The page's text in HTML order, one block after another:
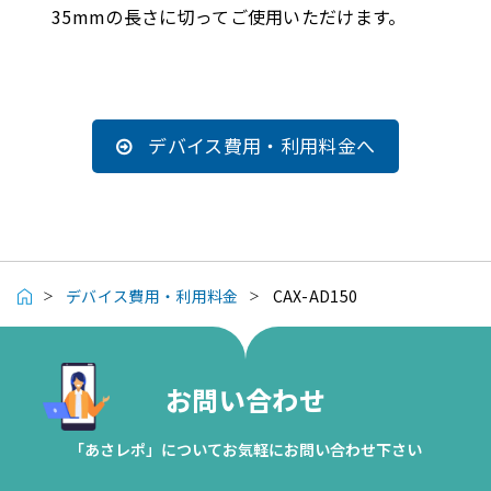
35mmの長さに切ってご使用いただけます。
デバイス費用・利用料金へ
デバイス費用・利用料金 CAX-AD150
お問い合わせ
「あさレポ」についてお気軽にお問い合わせ下さい